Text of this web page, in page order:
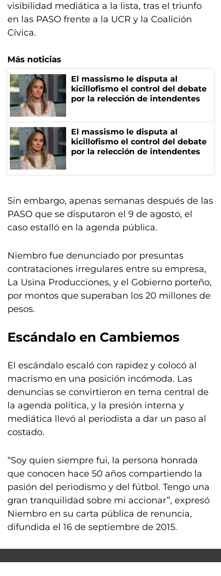
visibilidad mediática a la lista, tras el triunfo
en las PASO frente a la UCR y la Coalición
Cívica.
Más noticias
El massismo le disputa al
kicillofismo el control del debate
por la relección de intendentes
El massismo le disputa al
kicillofismo el control del debate
por la relección de intendentes
Sin embargo, apenas semanas después de las
PASO que se disputaron el 9 de agosto, el
caso estalló en la agenda pública.
Niembro fue denunciado por presuntas
contrataciones irregulares entre su empresa,
La Usina Producciones, y el Gobierno porteño,
por montos que superaban los 20 millones de
pesos.
Escándalo en Cambiemos
El escándalo escaló con rapidez y colocó al
macrismo en una posición incómoda. Las
denuncias se convirtieron en tema central de
la agenda política, y la presión interna y
mediática llevó al periodista a dar un paso al
costado.
“Soy quien siempre fui, la persona honrada
que conocen hace 50 años compartiendo la
pasión del periodismo y del fútbol. Tengo una
gran tranquilidad sobre mi accionar”, expresó
Niembro en su carta pública de renuncia,
difundida el 16 de septiembre de 2015.